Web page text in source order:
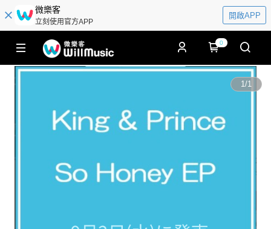
微樂客
立刻使用官方APP
開啟APP
0
1/1